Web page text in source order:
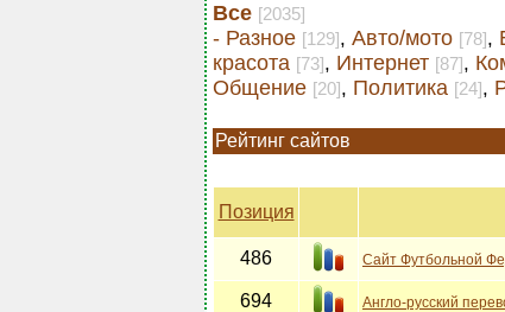
Все [2035]
- Разное [129], Авто/мото [78],
красота [73], Интернет [87],
Общение [20], Политика [24],
Рейтинг сайтов
Позиция
486 Сайт Футбольной
694 Англо-русский